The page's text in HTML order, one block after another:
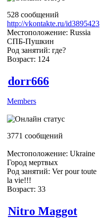
528 сообщений
http://vkontakte.ru/id3895423
Местоположение: Russia
СПБ-Пушкин
Род занятий: где?
Возраст: 124
dorr666
Members
3771 сообщений
Местоположение: Ukraine
Город мертвых
Род занятий: Ver pour toute
la vie!!!
Возраст: 33
Nitro Maggot